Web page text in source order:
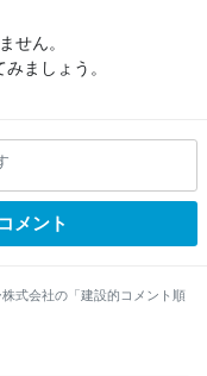
せん。
ましょう。
メント
式会社の「建設的コメント順